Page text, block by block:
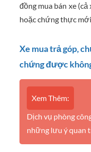
đồng mua bán xe
hoặc chứng thực
Xe mua trả góp,
chứng được
Xem Thêm:
Dịch vụ phòng
những lưu ý quan